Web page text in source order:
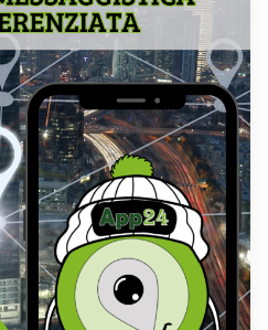
Civile